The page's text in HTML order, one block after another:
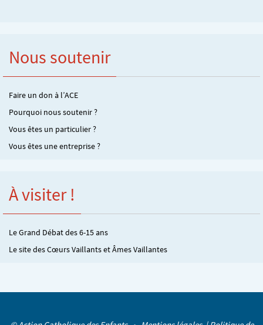
Nous soutenir
Faire un don à l’ACE
Pourquoi nous soutenir ?
Vous êtes un particulier ?
Vous êtes une entreprise ?
À visiter !
Le Grand Débat des 6-15 ans
Le site des Cœurs Vaillants et Âmes Vaillantes